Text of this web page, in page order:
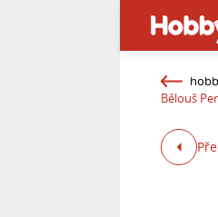
Bělouš